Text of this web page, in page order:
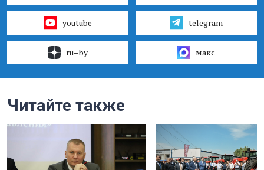
youtube telegram
ru–by макс
Читайте также